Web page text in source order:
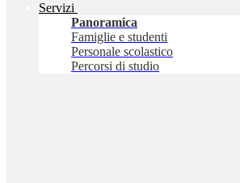
Servizi
Panoramica
Famiglie e studenti
Personale scolastico
Percorsi di studio